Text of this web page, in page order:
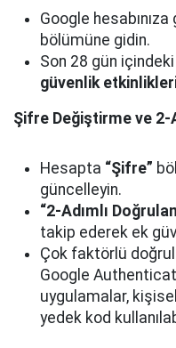
Google hesabınıza
bölümüne gidin.
Son 28 gün içindeki
güvenlik
Şifre Değiştirme ve 2-
Hesapta “Şifre”
güncelleyin.
“2-Adımlı
takip ederek ek
Çok faktörlü
Google
uygulamalar,
yedek kod